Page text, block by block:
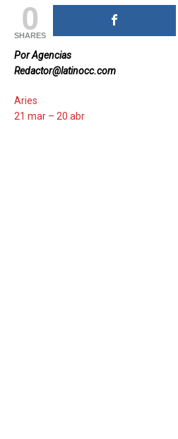
0
SHARES
Por Agencias
Redactor@latinocc.com
Aries
21 mar – 20 abr